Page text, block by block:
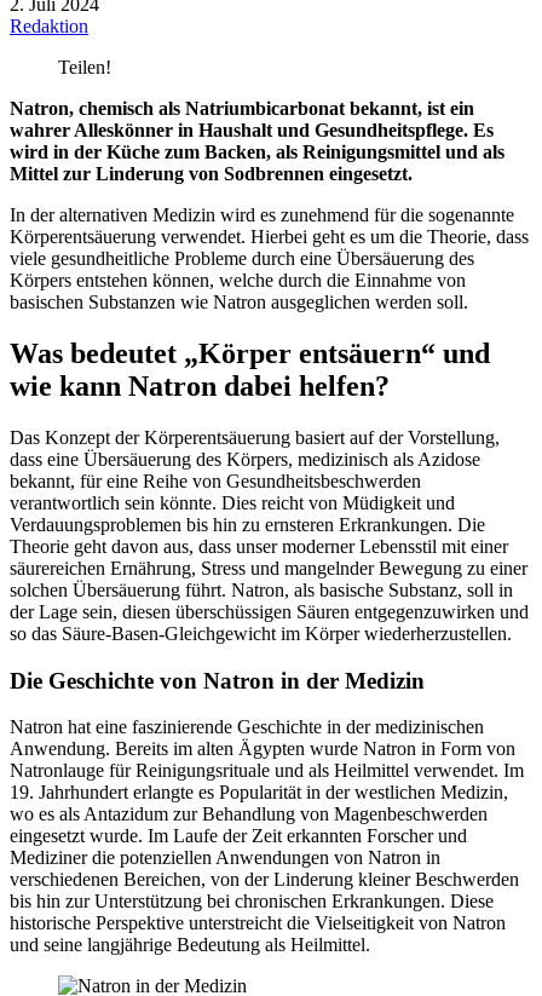
2. Juli 2024
Redaktion
Teilen!
Natron, chemisch als Natriumbicarbonat bekannt, ist ein
wahrer Alleskönner in Haushalt und Gesundheitspflege. Es
wird in der Küche zum Backen, als Reinigungsmittel und als
Mittel zur Linderung von Sodbrennen eingesetzt.
In der alternativen Medizin wird es zunehmend für die sogenannte
Körperentsäuerung verwendet. Hierbei geht es um die Theorie, dass
viele gesundheitliche Probleme durch eine Übersäuerung des
Körpers entstehen können, welche durch die Einnahme von
basischen Substanzen wie Natron ausgeglichen werden soll.
Was bedeutet „Körper entsäuern“ und
wie kann Natron dabei helfen?
Das Konzept der Körperentsäuerung basiert auf der Vorstellung,
dass eine Übersäuerung des Körpers, medizinisch als Azidose
bekannt, für eine Reihe von Gesundheitsbeschwerden
verantwortlich sein könnte. Dies reicht von Müdigkeit und
Verdauungsproblemen bis hin zu ernsteren Erkrankungen. Die
Theorie geht davon aus, dass unser moderner Lebensstil mit einer
säurereichen Ernährung, Stress und mangelnder Bewegung zu einer
solchen Übersäuerung führt. Natron, als basische Substanz, soll in
der Lage sein, diesen überschüssigen Säuren entgegenzuwirken und
so das Säure-Basen-Gleichgewicht im Körper wiederherzustellen.
Die Geschichte von Natron in der Medizin
Natron hat eine faszinierende Geschichte in der medizinischen
Anwendung. Bereits im alten Ägypten wurde Natron in Form von
Natronlauge für Reinigungsrituale und als Heilmittel verwendet. Im
19. Jahrhundert erlangte es Popularität in der westlichen Medizin,
wo es als Antazidum zur Behandlung von Magenbeschwerden
eingesetzt wurde. Im Laufe der Zeit erkannten Forscher und
Mediziner die potenziellen Anwendungen von Natron in
verschiedenen Bereichen, von der Linderung kleiner Beschwerden
bis hin zur Unterstützung bei chronischen Erkrankungen. Diese
historische Perspektive unterstreicht die Vielseitigkeit von Natron
und seine langjährige Bedeutung als Heilmittel.